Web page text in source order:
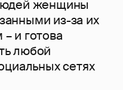
женщины
из-за их
и готова
любой
сетях